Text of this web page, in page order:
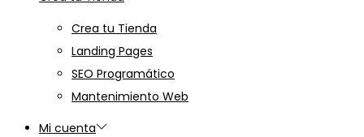
Crea tu Tienda
Landing Pages
SEO Programático
Mantenimiento Web
Mi cuenta